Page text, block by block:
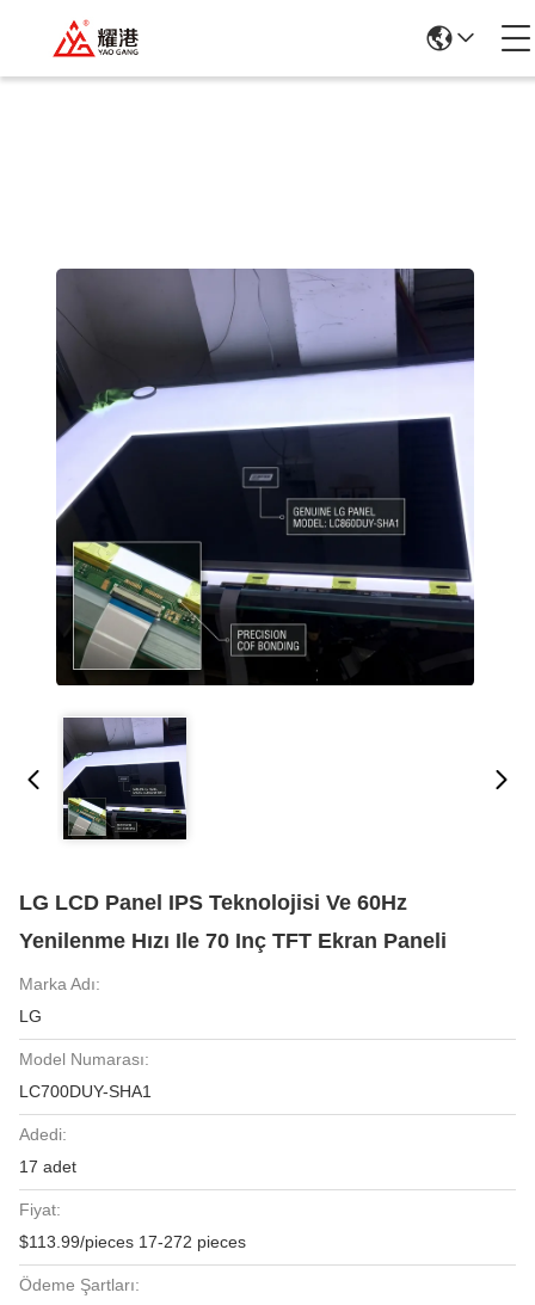
LG LCD Panel IPS Teknolojisi Ve 60Hz
Yenilenme Hızı Ile 70 Inç TFT Ekran Paneli
Marka Adı:
LG
Model Numarası:
LC700DUY-SHA1
Adedi:
17 adet
Fiyat:
$113.99/pieces 17-272 pieces
Ödeme Şartları: